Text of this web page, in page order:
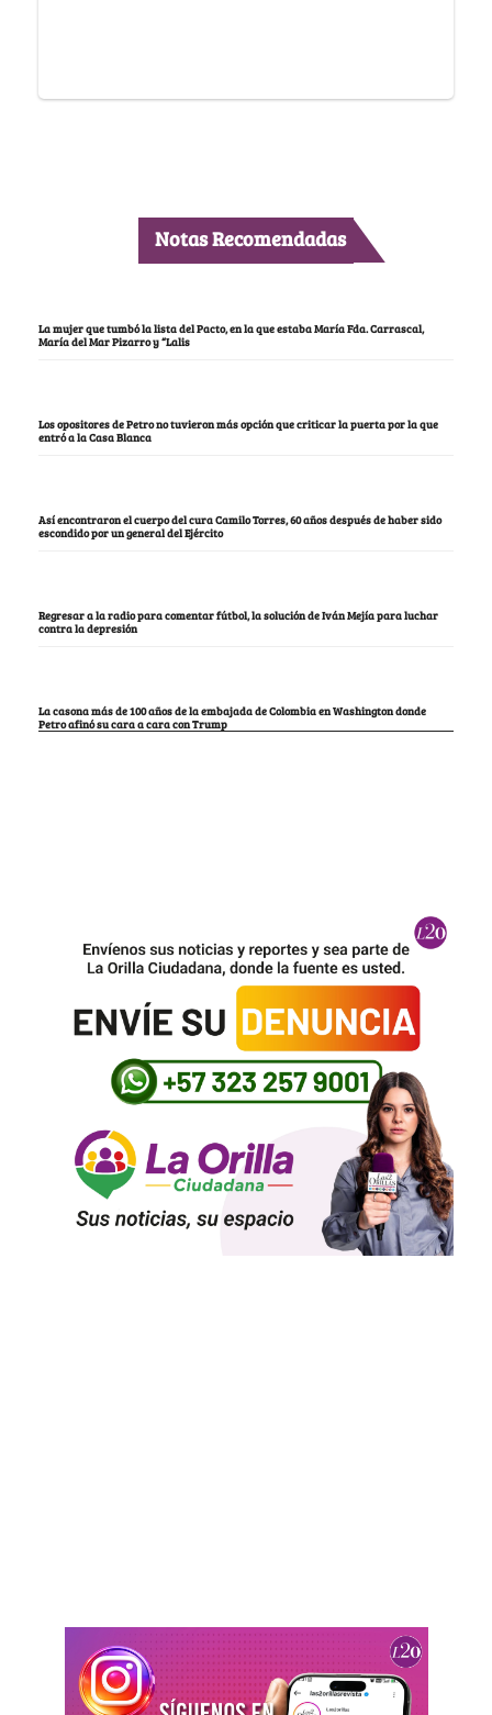
Notas Recomendadas
La mujer que tumbó la lista del Pacto, en la que estaba María Fda. Carrascal,
María del Mar Pizarro y “Lalis
Los opositores de Petro no tuvieron más opción que criticar la puerta por la que
entró a la Casa Blanca
Así encontraron el cuerpo del cura Camilo Torres, 60 años después de haber sido
escondido por un general del Ejército
Regresar a la radio para comentar fútbol, la solución de Iván Mejía para luchar
contra la depresión
La casona más de 100 años de la embajada de Colombia en Washington donde
Petro afinó su cara a cara con Trump